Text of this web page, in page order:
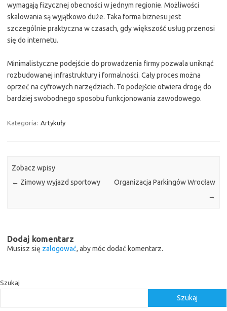
wymagają fizycznej obecności w jednym regionie. Możliwości
skalowania są wyjątkowo duże. Taka forma biznesu jest
szczególnie praktyczna w czasach, gdy większość usług przenosi
się do internetu.
Minimalistyczne podejście do prowadzenia firmy pozwala uniknąć
rozbudowanej infrastruktury i formalności. Cały proces można
oprzeć na cyfrowych narzędziach. To podejście otwiera drogę do
bardziej swobodnego sposobu funkcjonowania zawodowego.
Kategoria: Artykuły
Zobacz wpisy
← Zimowy wyjazd sportowy
Organizacja Parkingów Wrocław
→
Dodaj komentarz
Musisz się zalogować, aby móc dodać komentarz.
Szukaj
Szukaj